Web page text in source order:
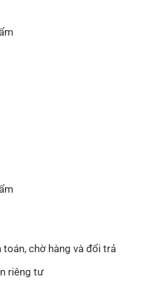
toán, chờ hàng và đổi trả
riêng tư